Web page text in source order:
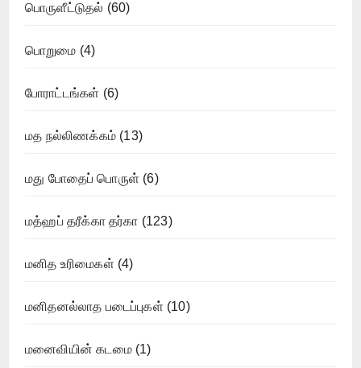
பொருளீட்டுதல் (60)
பொறுமை (4)
போராட்டங்கள் (6)
மத நல்லிணக்கம் (13)
மது போதைப் பொருள் (6)
மத்ஹப் தரீக்கா தர்கா (123)
மனித உரிமைகள் (4)
மனிதனல்லாத படைப்புகள் (10)
மனைவியின் கடமை(1)